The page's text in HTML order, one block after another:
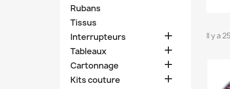
Rubans
Tissus
Interrupteurs

Tableaux 
Cartonnage 
Kits couture 
Il y a